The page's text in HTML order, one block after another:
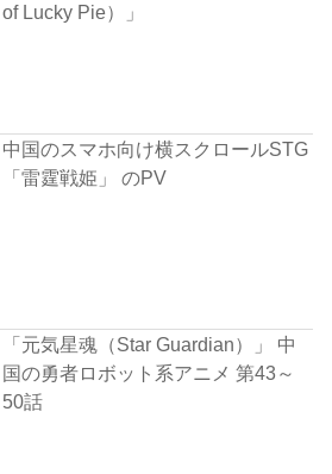
of Lucky Pie）」
中国のスマホ向け横スクロールSTG
「雷霆戦姫」 のPV
「元気星魂（Star Guardian）」 中
国の勇者ロボット系アニメ 第43～
50話